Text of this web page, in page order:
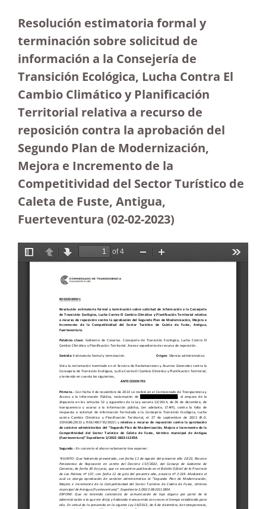
Resolución estimatoria formal y
terminación sobre solicitud de
información a la Consejería de
Transición Ecológica, Lucha Contra El
Cambio Climático y Planificación
Territorial relativa a recurso de
reposición contra la aprobación del
Segundo Plan de Modernización,
Mejora e Incremento de la
Competitividad del Sector Turístico de
Caleta de Fuste, Antigua,
Fuerteventura (02-02-2023)